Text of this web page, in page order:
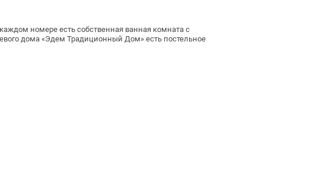
номере есть собственная ванная комната с
дома «Эдем Традиционный Дом» есть постельное